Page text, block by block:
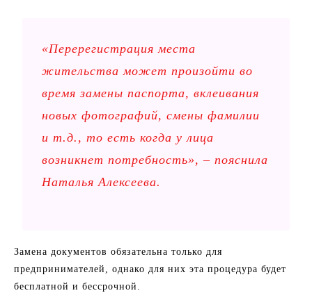
«Перерегистрация места
жительства может произойти во
время замены паспорта, вклеивания
новых фотографий, смены фамилии
и т.д., то есть когда у лица
возникнет потребность», – пояснила
Наталья Алексеева.
Замена документов обязательна только для
предпринимателей, однако для них эта процедура будет
бесплатной и бессрочной.